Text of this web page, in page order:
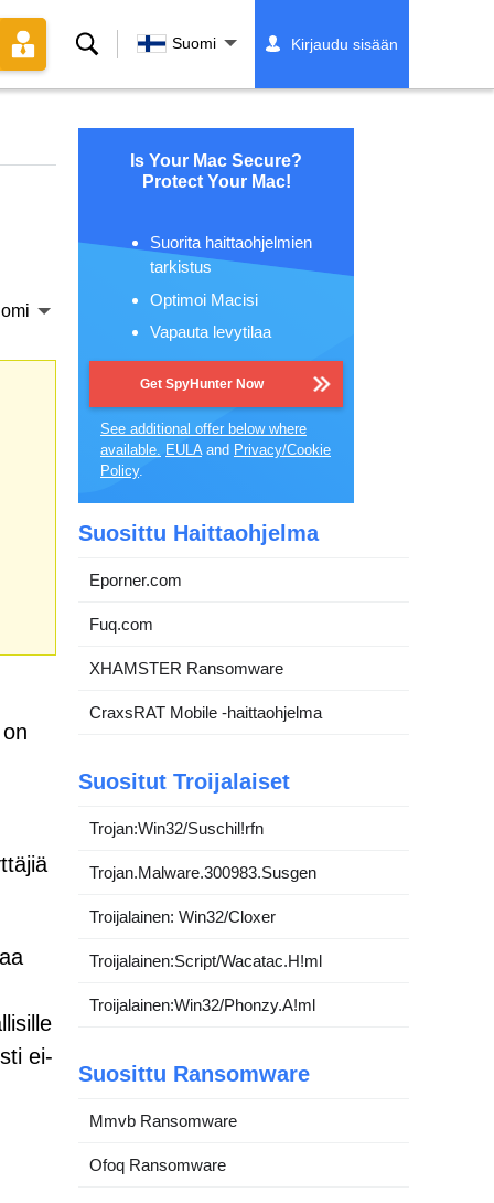
Hae Suomi Kirjaudu sisään
ei-
Is Your Mac Secure?
Protect Your Mac!
Suorita haittaohjelmien
tarkistus
Optimoi Macisi
Vapauta levytilaa
Get SpyHunter Now
See additional offer below where
available. EULAand Privacy/Cookie
Policy.
Suosittu Haittaohjelma
Eporner.com
Fuq.com
XHAMSTER Ransomware
CraxsRAT Mobile -haittaohjelma
Suositut Troijalaiset
Trojan:Win32/Suschil!rfn
Trojan.Malware.300983.Susgen
Troijalainen: Win32/Cloxer
Troijalainen:Script/Wacatac.H!ml
Troijalainen:Win32/Phonzy.A!ml
Suosittu Ransomware
Mmvb Ransomware
Ofoq Ransomware